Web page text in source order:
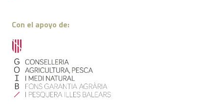
Con el apoyo de: